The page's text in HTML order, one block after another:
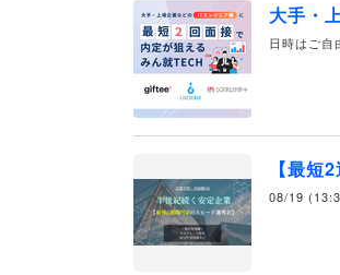
大手・
日時はご自
【最短
08/19